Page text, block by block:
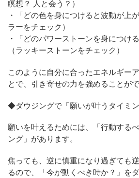
瞑想？ 人と会う？）
・「どの色を身につけると波動が上
ラーをチェック）
・「どのパワーストーンを身につけ
（ラッキーストーンをチェック）
このように自分に合ったエネルギー
とで、引き寄せの力を強めることが
◆ダウジングで「願いが叶うタイミ
願いを叶えるためには、「行動する
ング」があります。
焦っても、逆に慎重になり過ぎても
るので、「今が動くべき時か？」を